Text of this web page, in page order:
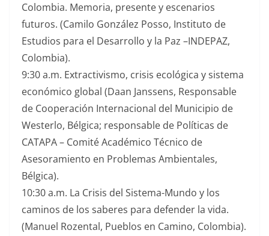
Colombia. Memoria, presente y escenarios
futuros. (Camilo González Posso, Instituto de
Estudios para el Desarrollo y la Paz –INDEPAZ,
Colombia).
9:30 a.m. Extractivismo, crisis ecológica y sistema
económico global (Daan Janssens, Responsable
de Cooperación Internacional del Municipio de
Westerlo, Bélgica; responsable de Políticas de
CATAPA – Comité Académico Técnico de
Asesoramiento en Problemas Ambientales,
Bélgica).
10:30 a.m. La Crisis del Sistema-Mundo y los
caminos de los saberes para defender la vida.
(Manuel Rozental, Pueblos en Camino, Colombia).